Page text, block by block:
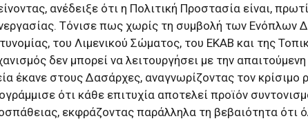
ανέδειξε ότι η Πολιτική Προστασία είναι,
Τόνισε πως χωρίς τη συμβολή των Ενόπλων
του Λιμενικού Σώματος, του ΕΚΑΒ και της
δεν μπορεί να λειτουργήσει με την
έκανε στους Δασάρχες, αναγνωρίζοντας τον κρίσιμο
ότι κάθε επιτυχία αποτελεί προϊόν
εκφράζοντας παράλληλα τη βεβαιότητα ότι